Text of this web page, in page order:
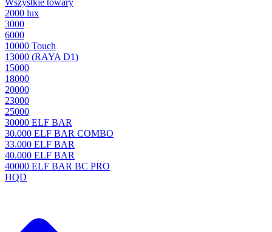
Wszystkie towary
2000 lux
3000
6000
10000 Touch
13000 (RAYA D1)
15000
18000
20000
23000
25000
30000 ELF BAR
30.000 ELF BAR COMBO
33.000 ELF BAR
40.000 ELF BAR
40000 ELF BAR BC PRO
HQD